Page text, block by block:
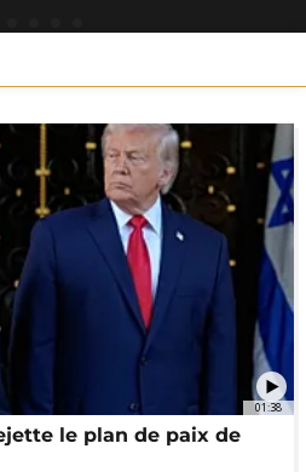
01:38
le plan de paix de